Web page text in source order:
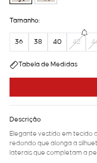
Tamanho:
36 38 40 42
Tabela de Medidas
Descrição
Elegante vestido em tecido
redondo que alonga a
laterais que completam a